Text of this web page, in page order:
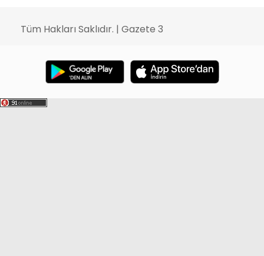
Tüm Hakları Saklıdır. | Gazete 3